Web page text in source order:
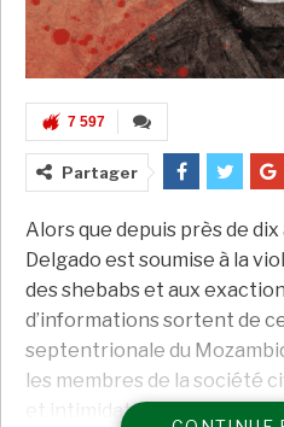
7 597
Partager
Alors que depuis près de dix
Delgado est soumise à la
des shebabs et aux
d’informations sortent de
septentrionale du
les membres de la société
et intimidations. Troisième